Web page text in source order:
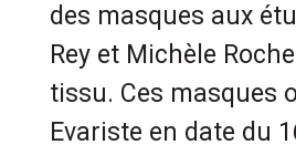
des masques aux
Rey et Michèle
tissu. Ces masques
Evariste en date du